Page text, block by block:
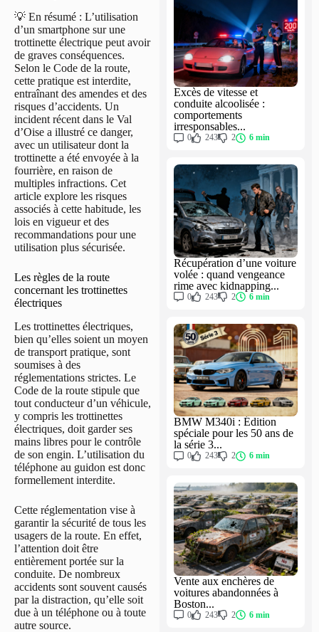
💡 En résumé : L’utilisation
d’un smartphone sur une
trottinette électrique peut avoir
de graves conséquences.
Selon le Code de la route,
cette pratique est interdite,
entraînant des amendes et des
risques d’accidents. Un
incident récent dans le Val
d’Oise a illustré ce danger,
avec un utilisateur dont la
trottinette a été envoyée à la
fourrière, en raison de
multiples infractions. Cet
article explore les risques
associés à cette habitude, les
lois en vigueur et des
recommandations pour une
utilisation plus sécurisée.
Les règles de la route
concernant les trottinettes
électriques
Les trottinettes électriques,
bien qu’elles soient un moyen
de transport pratique, sont
soumises à des
réglementations strictes. Le
Code de la route stipule que
tout conducteur d’un véhicule,
y compris les trottinettes
électriques, doit garder ses
mains libres pour le contrôle
de son engin. L’utilisation du
téléphone au guidon est donc
formellement interdite.
Cette réglementation vise à
garantir la sécurité de tous les
usagers de la route. En effet,
l’attention doit être
entièrement portée sur la
conduite. De nombreux
accidents sont souvent causés
par la distraction, qu’elle soit
due à un téléphone ou à toute
autre source.
Excès de vitesse et
conduite alcoolisée :
comportements
irresponsables...
0 243 2 6 min
Récupération d’une voiture
volée : quand vengeance
rime avec kidnapping...
0 243 2 6 min
BMW M340i : Édition
spéciale pour les 50 ans de
la série 3...
0 243 2 6 min
Vente aux enchères de
voitures abandonnées à
Boston...
0 243 2 6 min